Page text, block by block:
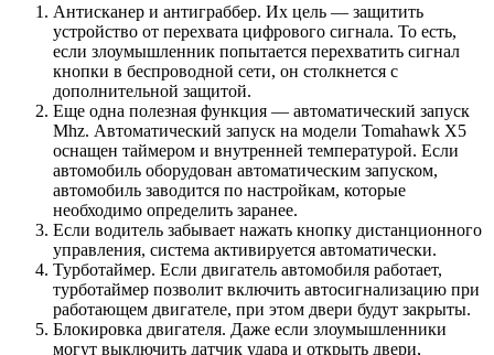
Антисканер и антиграббер. Их цель — защитить
устройство от перехвата цифрового сигнала. То есть,
если злоумышленник попытается перехватить сигнал
кнопки в беспроводной сети, он столкнется с
дополнительной защитой.
Еще одна полезная функция — автоматический запуск
Mhz. Автоматический запуск на модели Tomahawk X5
оснащен таймером и внутренней температурой. Если
автомобиль оборудован автоматическим запуском,
автомобиль заводится по настройкам, которые
необходимо определить заранее.
Если водитель забывает нажать кнопку дистанционного
управления, система активируется автоматически.
Турботаймер. Если двигатель автомобиля работает,
турботаймер позволит включить автосигнализацию при
работающем двигателе, при этом двери будут закрыты.
Блокировка двигателя. Даже если злоумышленники
могут выключить датчик удара и открыть двери,